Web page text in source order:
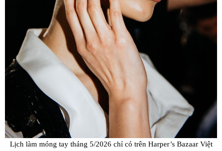
Lịch làm móng tay tháng 5/2026 chỉ có trên Harper’s Bazaar Việt